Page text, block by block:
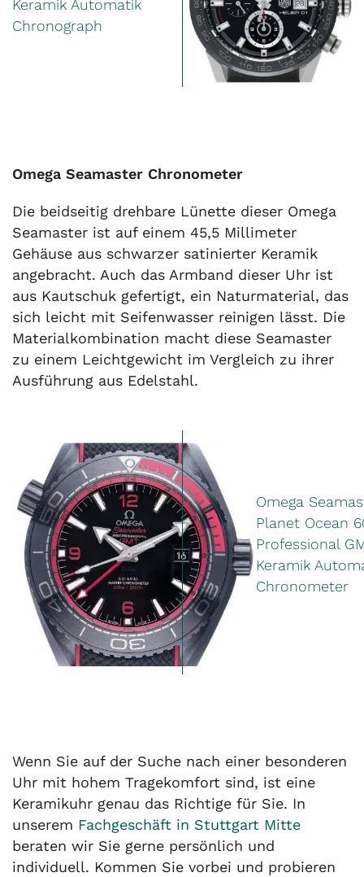
Keramik Automatik
Chronograph
Omega Seamaster Chronometer
Die beidseitig drehbare Lünette dieser Omega
Seamaster ist auf einem 45,5 Millimeter
Gehäuse aus schwarzer satinierter Keramik
angebracht. Auch das Armband dieser Uhr ist
aus Kautschuk gefertigt, ein Naturmaterial, das
sich leicht mit Seifenwasser reinigen lässt. Die
Materialkombination macht diese Seamaster
zu einem Leichtgewicht im Vergleich zu ihrer
Ausführung aus Edelstahl.
Omega
Planet Ocean
Professional
Keramik
Chronometer
Wenn Sie auf der Suche nach einer besonderen
Uhr mit hohem Tragekomfort sind, ist eine
Keramikuhr genau das Richtige für Sie. In
unserem Fachgeschäft in Stuttgart Mitte
beraten wir Sie gerne persönlich und
individuell. Kommen Sie vorbei und probieren